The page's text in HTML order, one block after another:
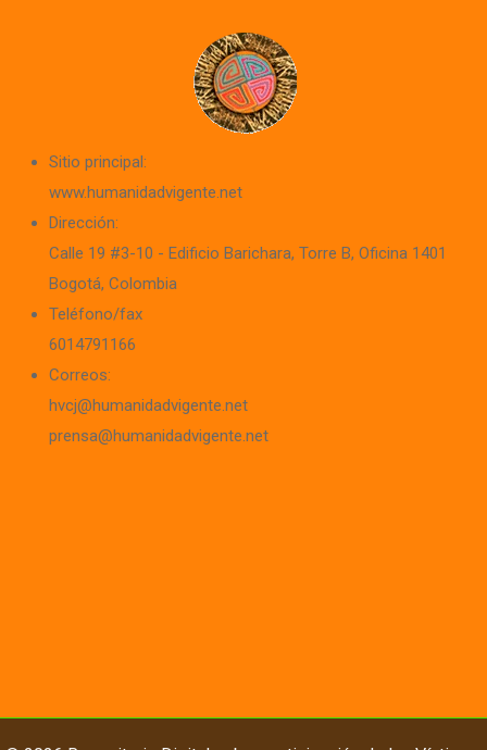
Sitio principal:
www.humanidadvigente.net
Dirección:
Calle 19 #3-10 - Edificio Barichara, Torre B, Oficina 1401
Bogotá, Colombia
Teléfono/fax
6014791166
Correos:
hvcj@humanidadvigente.net
prensa@humanidadvigente.net